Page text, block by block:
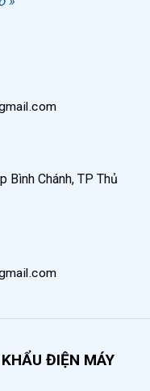
Bình Chánh, TP Thủ
ĐIỆN MÁY